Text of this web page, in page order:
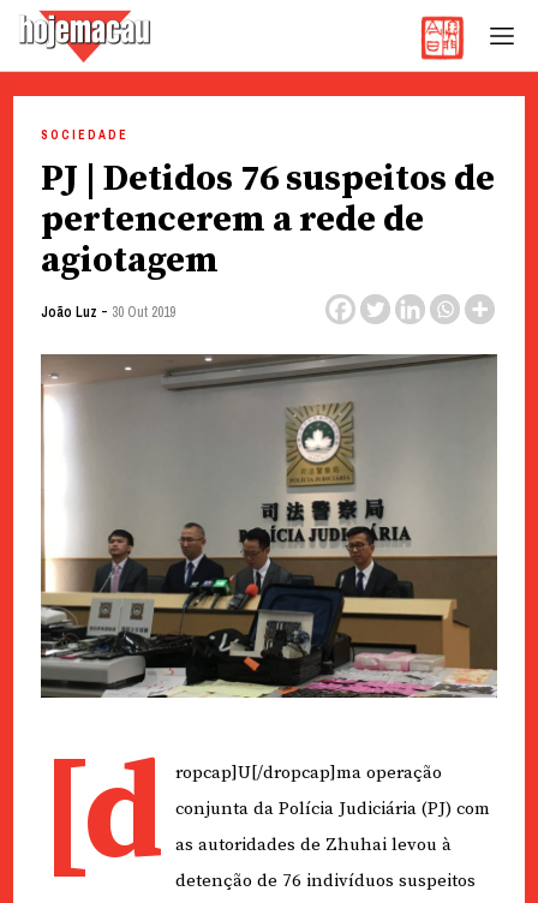
content
SOCIEDADE
PJ | Detidos 76 suspeitos de
pertencerem a rede de
agiotagem
João Luz - 30 Out 2019
[d
ropcap]U[/dropcap]ma operação
conjunta da Polícia Judiciária (PJ) com
as autoridades de Zhuhai levou à
detenção de 76 indivíduos suspeitos